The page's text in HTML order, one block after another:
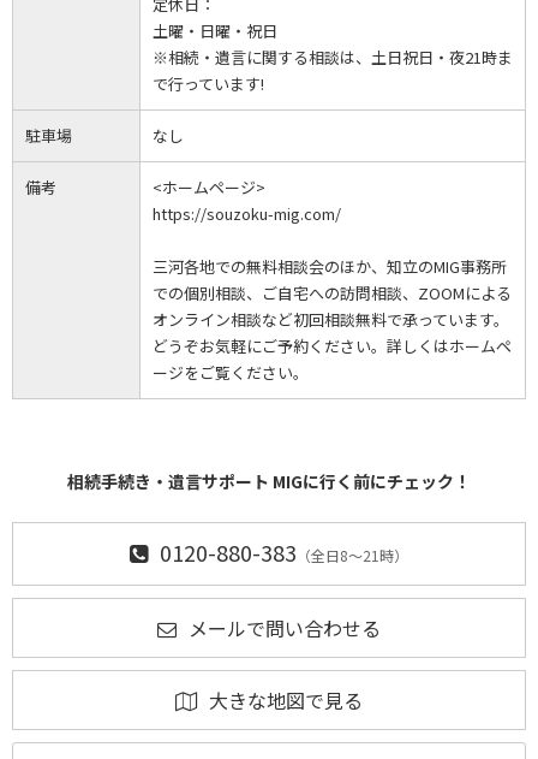
定休日：
土曜・日曜・祝日
※相続・遺言に関する相談は、土日祝日・夜21時ま
で行っています!
駐車場 なし
備考
<ホームページ>
https://souzoku-mig.com/
三河各地での無料相談会のほか、知立のMIG事務所
での個別相談、ご自宅への訪問相談、ZOOMによる
オンライン相談など初回相談無料で承っています。
どうぞお気軽にご予約ください。詳しくはホームペ
ージをご覧ください。
相続手続き・遺言サポート MIGに行く前にチェック！
0120-880-383 （全日8～21時）
メールで問い合わせる
大きな地図で見る